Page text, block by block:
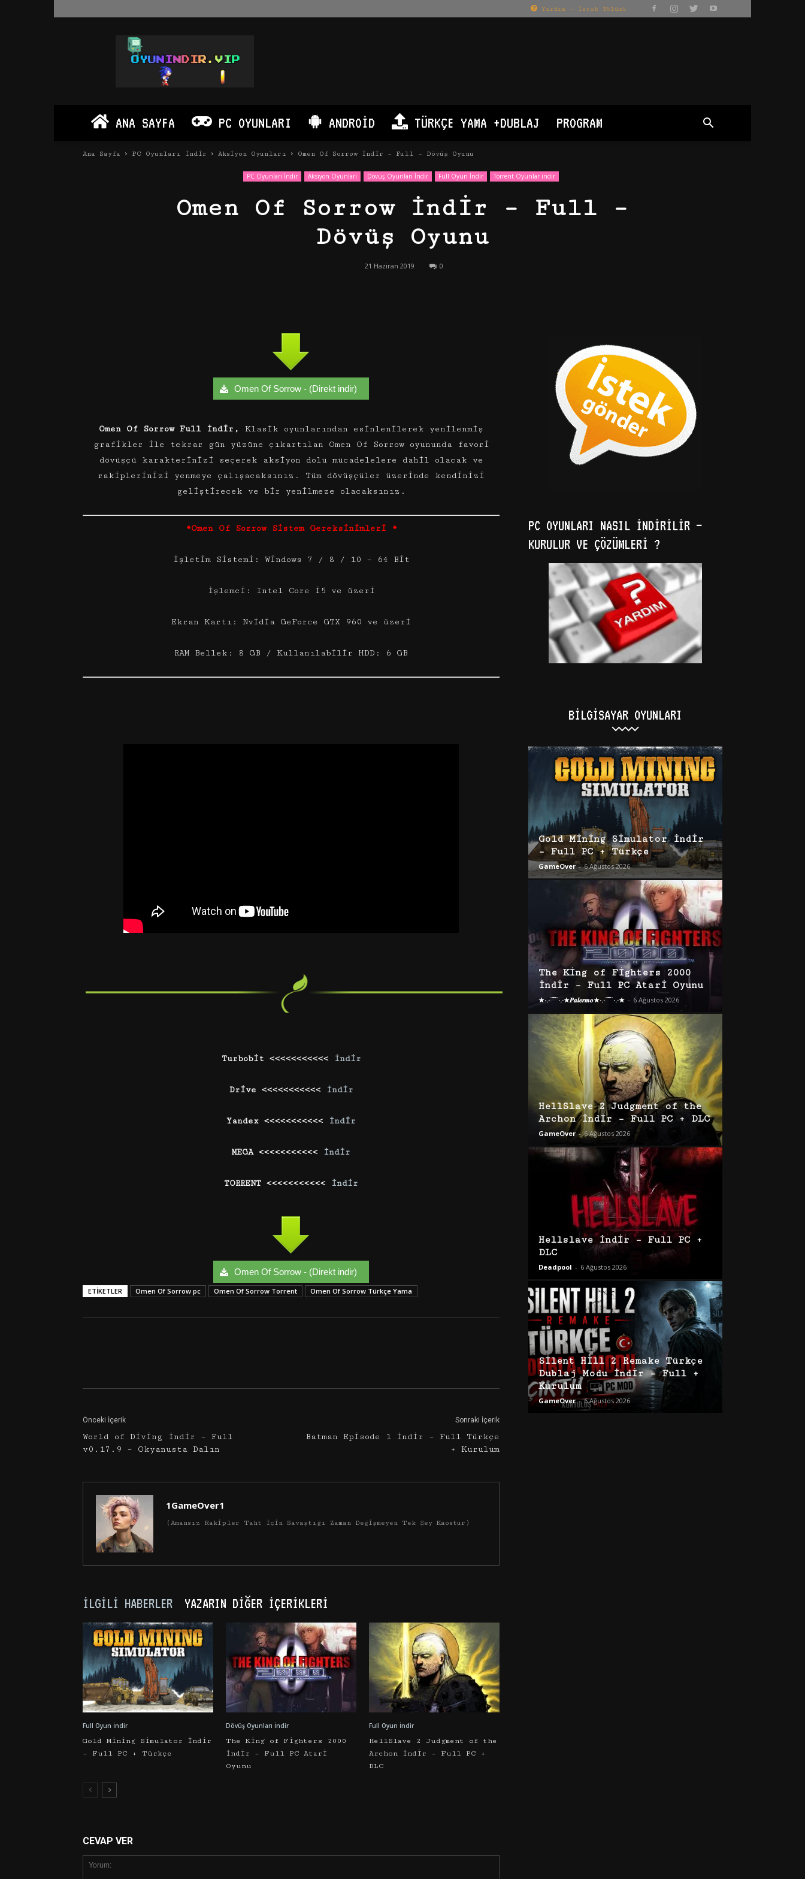
Yardım – İstek Bölümü
Oyun
İndir
PC
Android
ANA SAYFA PC OYUNLARI ANDROID TÜRKÇE YAMA +DUBLAJ PROGRAM
Ana Sayfa PC Oyunları İndir Aksiyon Oyunları Omen Of Sorrow İndir – Full – Dövüş Oyunu
PC Oyunları İndir Aksiyon Oyunları Dövüş Oyunları İndir Full Oyun İndir Torrent Oyunlar indir
Omen Of Sorrow İndir – Full –
Dövüş Oyunu
21 Haziran 2019 0
Omen Of Sorrow - (Direkt indir)
Omen Of Sorrow Full İndir,
Klasik oyunlarından esinlenilerek yenilenmiş
grafikler ile tekrar gün yüzüne çıkartılan Omen Of Sorrow oyununda favori
dövüşçü karakterinizi seçerek aksiyon dolu mücadelelere dahil olacak ve
rakiplerinizi yenmeye çalışacaksınız. Tüm dövüşçüler üzerinde kendinizi
geliştirecek ve bir yenilmeze olacaksınız.
*Omen Of Sorrow Sistem Gereksinimleri *
İşletim Sistemi: Windows 7 / 8 / 10 – 64 Bit
İşlemci: Intel Core i5 ve üzeri
Ekran Kartı: Nvidia GeForce GTX 960 ve üzeri
RAM Bellek: 8 GB / Kullanılabilir HDD: 6 GB
Turbobit <<<<<<<<<<< İndir
Drive <<<<<<<<<<< İndir
Yandex <<<<<<<<<<< İndir
MEGA <<<<<<<<<<< İndir
TORRENT <<<<<<<<<<< İndir
Omen Of Sorrow - (Direkt indir)
ETIKETLER Omen Of Sorrow pc Omen Of Sorrow Torrent Omen Of Sorrow Türkçe Yama
Önceki İçerik
World of Diving İndir – Full
v0.17.9 – Okyanusta Dalın
Sonraki İçerik
Batman Episode 1 İndir – Full Türkçe
+ Kurulum
1GameOver1
(Amansız Rakipler Taht İçin Savaştığı Zaman Değişmeyen Tek Şey Kaostur)
İLGILI HABERLER YAZARIN DIĞER İÇERIKLERI
Full Oyun İndir
Gold Mining Simulator İndir
– Full PC + Türkçe
Dövüş Oyunları İndir
The King of Fighters 2000
İndir – Full PC Atari
Oyunu
Full Oyun İndir
HellSlave 2 Judgment of the
Archon İndir – Full PC +
DLC
CEVAP VER
PC OYUNLARI NASIL İNDIRILIR –
KURULUR VE ÇÖZÜMLERI ?
BILGISAYAR OYUNLARI
Gold Mining Simulator İndir
– Full PC + Türkçe
GameOver - 6 Ağustos 2026
The King of Fighters 2000
İndir – Full PC Atari Oyunu
★·.·´¯`·.·★𝑷𝒂𝒍𝒆𝒓𝒎𝒐★·.·´¯`·.·★ - 6 Ağustos 2026
HellSlave 2 Judgment of the
Archon İndir – Full PC + DLC
GameOver - 6 Ağustos 2026
Hellslave İndir – Full PC +
DLC
Deadpool - 6 Ağustos 2026
Silent Hill 2 Remake Türkçe
Dublaj Modu İndir – Full +
Kurulum
GameOver - 6 Ağustos 2026